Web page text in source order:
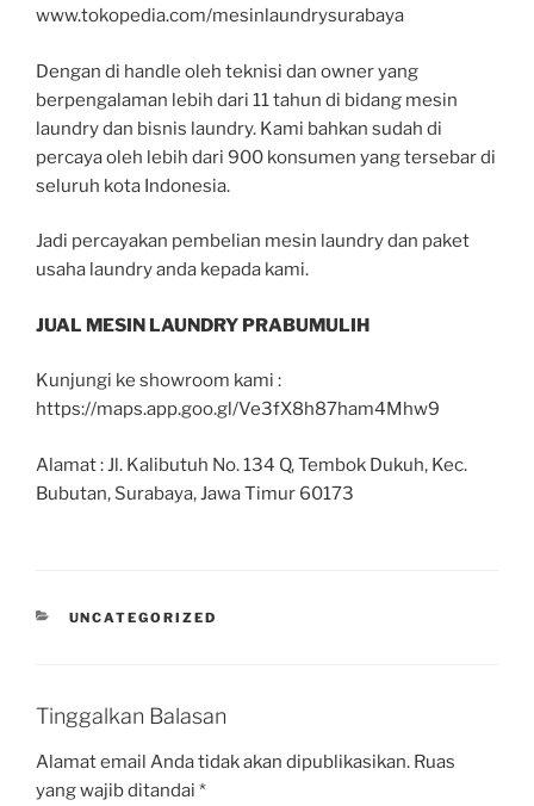
www.tokopedia.com/mesinlaundrysurabaya
Dengan di handle oleh teknisi dan owner yang
berpengalaman lebih dari 11 tahun di bidang mesin
laundry dan bisnis laundry. Kami bahkan sudah di
percaya oleh lebih dari 900 konsumen yang tersebar di
seluruh kota Indonesia.
Jadi percayakan pembelian mesin laundry dan paket
usaha laundry anda kepada kami.
JUAL MESIN LAUNDRY PRABUMULIH
Kunjungi ke showroom kami :
https://maps.app.goo.gl/Ve3fX8h87ham4Mhw9
Alamat : Jl. Kalibutuh No. 134 Q, Tembok Dukuh, Kec.
Bubutan, Surabaya, Jawa Timur 60173
UNCATEGORIZED
Tinggalkan Balasan
Alamat email Anda tidak akan dipublikasikan. Ruas
yang wajib ditandai *